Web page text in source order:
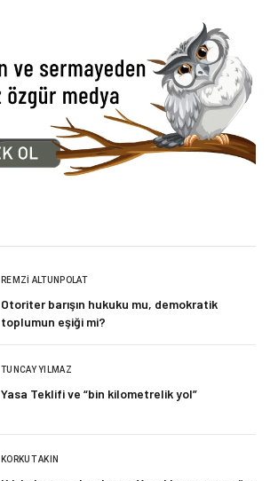
REMZI ALTUNPOLAT
Otoriter barışın hukuku mu, demokratik
toplumun eşiği mi?
TUNCAY YILMAZ
Yasa Teklifi ve “bin kilometrelik yol”
KORKUT AKIN